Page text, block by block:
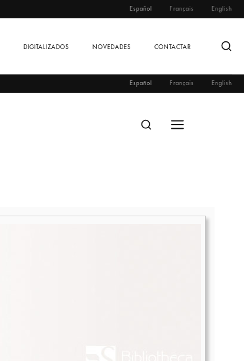
Español Français English
DIGITALIZADOS NOVEDADES CONTACTAR
Español Français English